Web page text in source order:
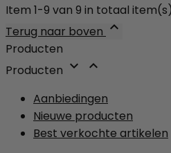
Item 1-9 van 9 in totaal item(s)
Terug naar boven 
Producten
Producten  
Aanbiedingen
Nieuwe producten
Best verkochte artikelen